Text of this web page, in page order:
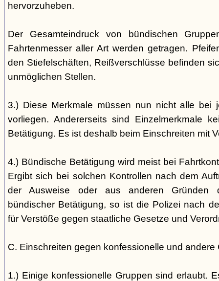
hervorzuheben.
Der Gesamteindruck von bündischen
Fahrtenmesser aller Art werden getragen.
den Stiefelschäften, Reißverschlüsse befinden
unmöglichen Stellen.
3.) Diese Merkmale müssen nun nicht alle bei
vorliegen. Andererseits sind Einzelmerkmale
Betätigung. Es ist deshalb beim Einschreiten mit
4.) Bündische Betätigung wird meist bei
Ergibt sich bei solchen Kontrollen nach dem
der Ausweise oder aus anderen Gründen
bündischer Betätigung, so ist die Polizei nach
für Verstöße gegen staatliche Gesetze und
C. Einschreiten gegen konfessionelle und andere
1.) Einige konfessionelle Gruppen sind erlaubt.